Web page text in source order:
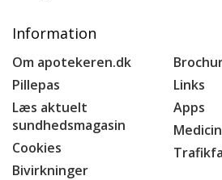
Information
Om apotekeren.dk
Pillepas
Læs aktuelt
sundhedsmagasin
Cookies
Bivirkninger
Links
Apps